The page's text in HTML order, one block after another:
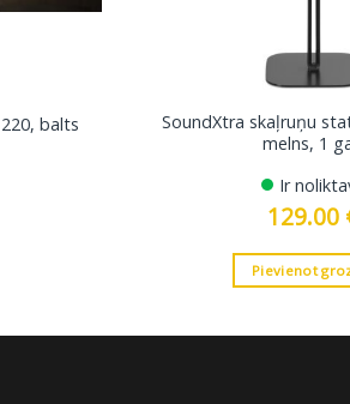
balts
SoundXtra skaļruņu
melns, 1
Ir
129.00
Pievienot